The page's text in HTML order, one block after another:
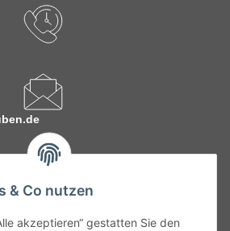
& Co nutzen
akzeptieren“ gestatten Sie den